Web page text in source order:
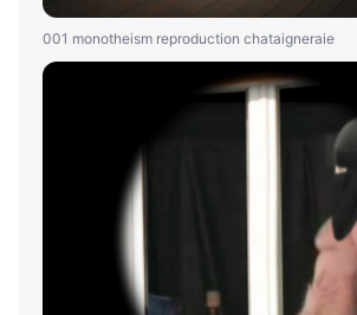
001 monotheism reproduction chataigneraie